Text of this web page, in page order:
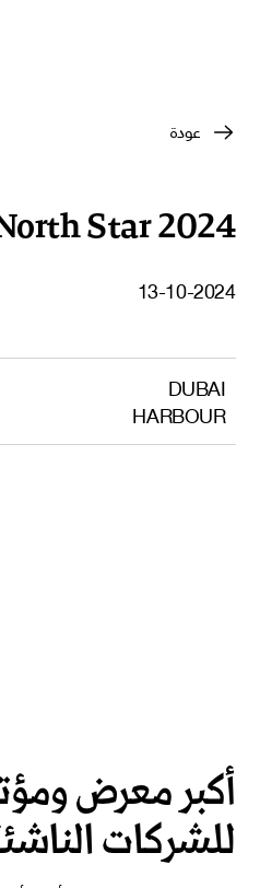
عودة
Star 2024
13-10-2024
DUBAI
HARBOUR
أكبر معرض
للشركات